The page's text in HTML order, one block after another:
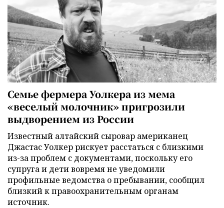
Семье фермера Уолкера из мема
«веселый молочник» пригрозили
выдворением из России
Известный алтайский сыровар американец
Джастас Уолкер рискует расстаться с близкими
из-за проблем с документами, поскольку его
супруга и дети вовремя не уведомили
профильные ведомства о пребывании, сообщил
близкий к правоохранительным органам
источник.